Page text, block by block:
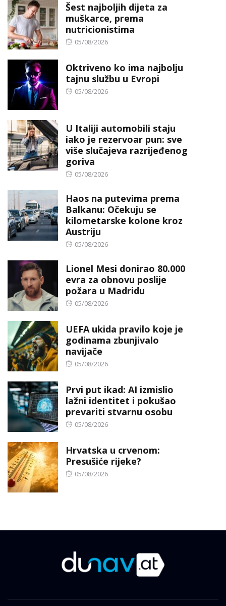
Šest najboljih dijeta za
muškarce, prema
nutricionistima
Posted
05/08/2026
Oktriveno ko ima najbolju
tajnu službu u Evropi
Posted
05/08/2026
U Italiji automobili staju
iako je rezervoar pun: sve
više slučajeva razrijeđenog
goriva
Posted
05/08/2026
Haos na putevima prema
Balkanu: Očekuju se
kilometarske kolone kroz
Austriju
Posted
05/08/2026
Lionel Mesi donirao 80.000
evra za obnovu poslije
požara u Madridu
Posted
05/08/2026
UEFA ukida pravilo koje je
godinama zbunjivalo
navijače
Posted
05/08/2026
Prvi put ikad: AI izmislio
lažni identitet i pokušao
prevariti stvarnu osobu
Posted
05/08/2026
Hrvatska u crvenom:
Presušiće rijeke?
Posted
05/08/2026